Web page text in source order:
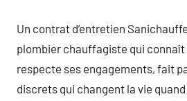
Un contrat d’entretien
plombier chauffagiste qui
respecte ses engagements, fait
discrets qui changent la vie quand